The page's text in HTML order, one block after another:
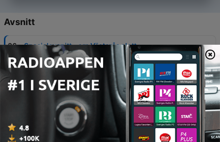
Avsnitt
26 - Specialavsnitt – om Västerås slott
27 Jun 2026
Livepodd – Nationaldagsspecial från Karlsborgs
fästning
Specialavsnitt – om Nyköpingshus
17 Apr 2026